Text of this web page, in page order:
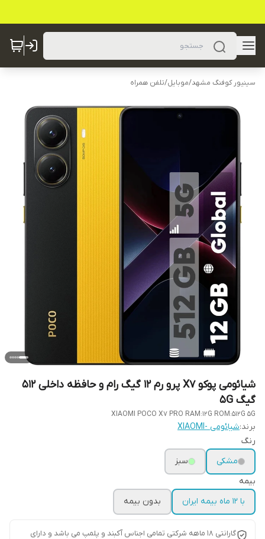
سینیور کوفنگ مشهد/موبایل/تلفن همراه
شیائومی پوکو X7 پرو رم 12 گیگ رام و حافظه داخلی 512
گیگ 5G
XIAOMI POCO X7 PRO RAM:12G ROM:512G 5G
برند:شیائومی -XIAOMI
رنگ
مشکی
سبز
بیمه
با 12 ماه بیمه ایران
بدون بیمه
گارانتی ۱۸ ماهه شرکتی تمامی اجناس آکبند و پلمپ می باشد و دارای